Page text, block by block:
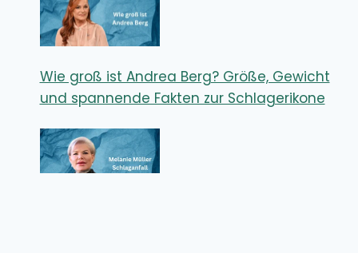
Wie groß ist Andrea Berg? Größe, Gewicht
und spannende Fakten zur Schlagerikone